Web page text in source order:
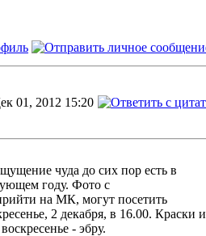
01, 2012 15:20
чуда до сих пор есть в
году. Фото с
на МК, могут посетить
2 декабря, в 16.00. Краски и
- эбру.